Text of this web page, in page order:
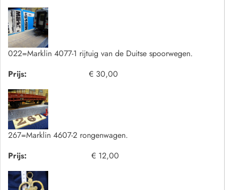
022=Marklin 4077-1 rijtuig van de Duitse spoorwegen.
Prijs:
€ 30,00
267=Marklin 4607-2 rongenwagen.
Prijs:
€ 12,00